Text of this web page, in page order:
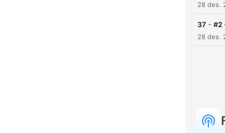
28 des.
37 - #2
28 des.